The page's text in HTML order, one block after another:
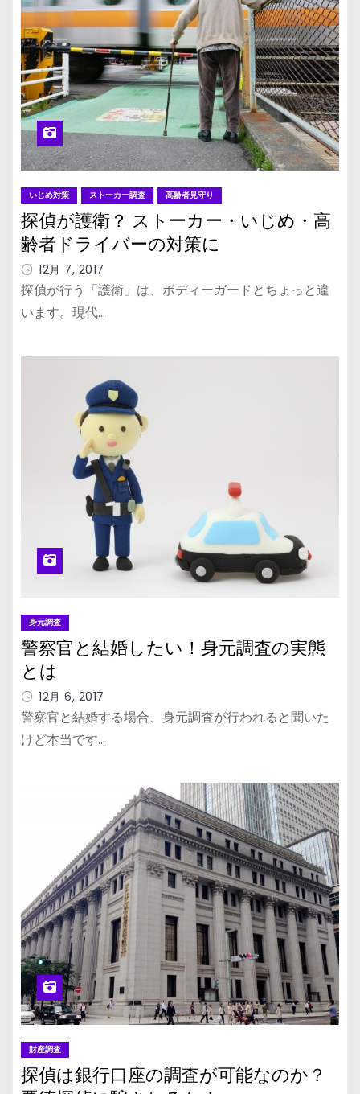
いじめ対策 ストーカー調査 高齢者見守り
探偵が護衛？ ストーカー・いじめ・高
齢者ドライバーの対策に
12月 7, 2017
探偵が行う「護衛」は、ボディーガードとちょっと違
います。現代…
身元調査
警察官と結婚したい！身元調査の実態
とは
12月 6, 2017
警察官と結婚する場合、身元調査が行われると聞いた
けど本当です…
財産調査
探偵は銀行口座の調査が可能なのか？